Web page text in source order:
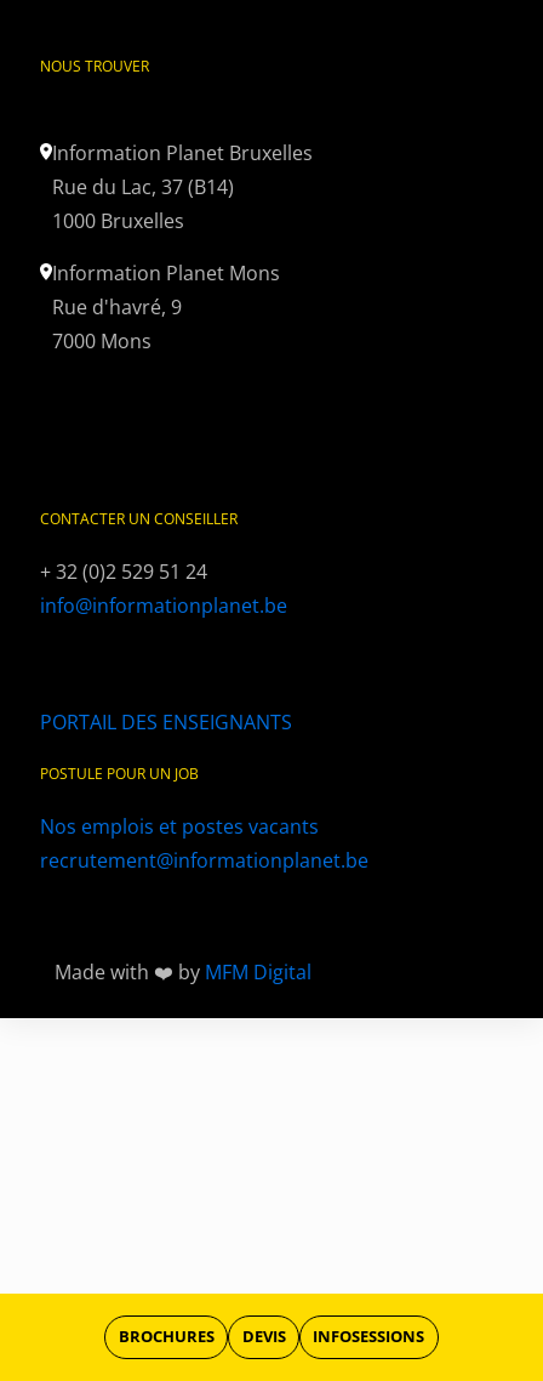
BROCHURES DEVIS INFOSESSIONS
NOUS TROUVER
Information Planet Bruxelles
Rue du Lac, 37 (B14)
1000 Bruxelles
Information Planet Mons
Rue d'havré, 9
7000 Mons
CONTACTER UN CONSEILLER
+ 32 (0)2 529 51 24
info@informationplanet.be
PORTAIL DES ENSEIGNANTS
POSTULE POUR UN JOB
Nos emplois et postes vacants
recrutement@informationplanet.be
Made with ❤️ by MFM Digital